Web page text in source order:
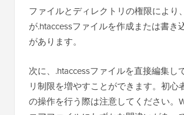
ファイルとディレクトリの権限により
が.htaccessファイルを作成または書き
があります。
次に、.htaccessファイルを直接編集し
リ制限を増やすことができます。初心
の操作を行う際は注意してください。